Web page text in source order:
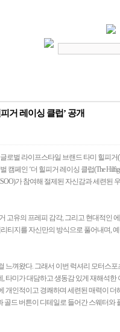
거 레이싱 클럽’ 공개
글로벌 라이프스타일 브랜드 타미 힐피거
벌 캠페인 ‘더 힐피거 레이싱 클럽(The
가 참여해 절제된 자신감과 세련된
고유의 프레피 감각, 그리고 현대적인
티지를 자신만의 방식으로 풀어내며,
껴왔다. 그래서 이번 럭셔리 모터스
타미가 대담하고 생동감 있게 재해석한
개인적이고 경쾌하며 세련된 매력이 더
드 버튼이 디테일로 들어간 스웨터와